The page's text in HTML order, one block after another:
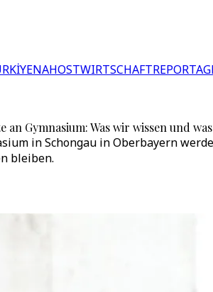
NAHOSTWIRTSCHAFT
an Gymnasium: Was wir wissen und
in Schongau in Oberbayern
bleiben.